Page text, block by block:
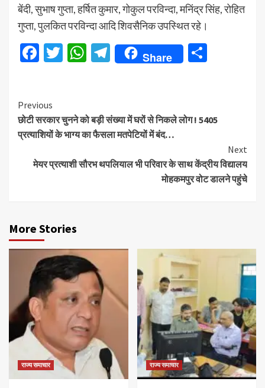
बेंदी, सुभाष गुप्ता, हर्षित कुमार, गोकुल परविन्दा, मनिंद्र सिंह, रोहित
गुप्ता, पुलकित परविन्दा आदि शिवसैनिक उपस्थित रहे।
Facebook
TwitterWhatsApp
Telegram
Share
Continue
Reading
Previous
छोटी सरकार चुनने को बड़ी संख्या में घरों से निकले लोग ! 5405
प्रत्याशियों के भाग्य का फैसला मतपेटियों में बंद…
Next
मेयर प्रत्याशी सौरभ थपलियाल भी परिवार के साथ केंद्रीय विद्यालय
मोहकमपुर वोट डालने पहुंचे
More Stories
राज्य समाचार राज्य समाचार